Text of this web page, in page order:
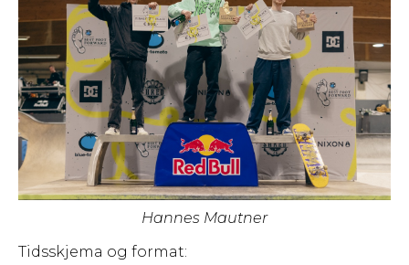
Hannes Mautner
Tidsskjema og format: